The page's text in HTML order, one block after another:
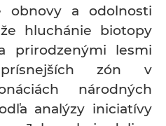
obnovy a odolnosti
hluchánie biotopy
prirodzenými lesmi
zón v
národných
analýzy iniciatívy